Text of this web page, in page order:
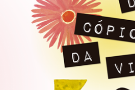
Manual